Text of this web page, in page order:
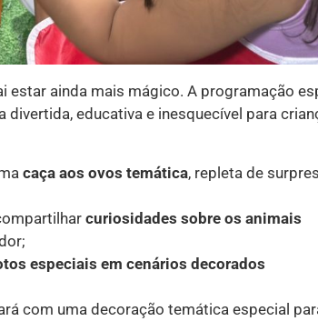
estar ainda mais mágico. A programação
educativa e inesquecível para
caça aos ovos temática, repleta de
curiosidades sobre os animais
especiais em cenários decorados
com uma decoração temática especial